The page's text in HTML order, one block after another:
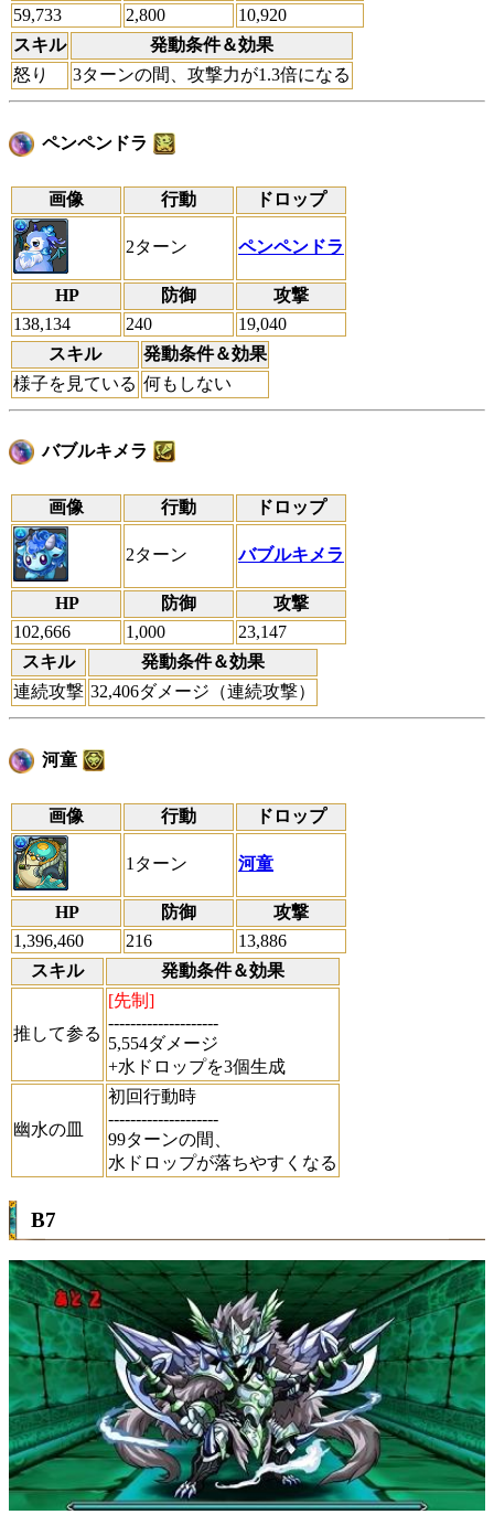
59,733
2,800
10,920
スキル
発動条件＆効果
怒り
3ターンの間、攻撃力が1.3倍になる
ペンペンドラ
画像 行動 ドロップ
2ターン ペンペンドラ
HP 防御
攻撃
138,134
240
19,040
スキル
発動条件＆効果
様子を見ている 何もしない
バブルキメラ
画像 行動 ドロップ
2ターン バブルキメラ
HP 防御
攻撃
102,666
1,000
23,147
スキル
発動条件＆効果
連続攻撃 32,406ダメージ（連続攻撃）
河童
画像 行動 ドロップ
1ターン 河童
HP 防御
攻撃
1,396,460
216
13,886
スキル
発動条件＆効果
推して参る
[先制]
--------------------
5,554ダメージ
+水ドロップを3個生成
幽水の皿
初回行動時
--------------------
99ターンの間、
水ドロップが落ちやすくなる
B7